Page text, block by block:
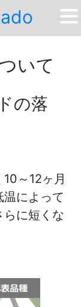
いて
の落
～12ヶ月
によって
らに短くな